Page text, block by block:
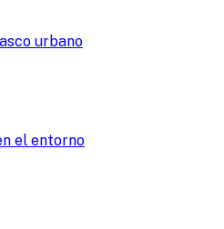
urbano
el entorno